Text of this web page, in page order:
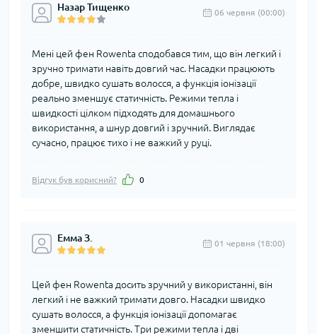
Назар Тищенко 06 червня (00:00)
Мені цей фен Rowenta сподобався тим, що він легкий і
зручно тримати навіть довгий час. Насадки працюють
добре, швидко сушать волосся, а функція іонізації
реально зменшує статичність. Режими тепла і
швидкості цілком підходять для домашнього
використання, а шнур довгий і зручний. Виглядає
сучасно, працює тихо і не важкий у руці.
Відгук був корисний? 0
Емма З. 01 червня (18:00)
Цей фен Rowenta досить зручний у використанні, він
легкий і не важкий тримати довго. Насадки швидко
сушать волосся, а функція іонізації допомагає
зменшити статичність. Три режими тепла і дві